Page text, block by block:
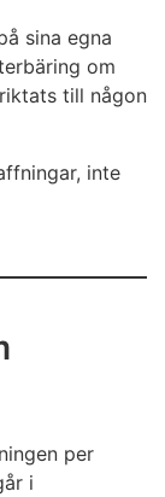
sina egna
om
till någon
inte
per
i